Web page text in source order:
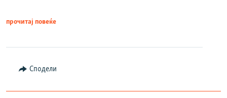
прочитај повеќе
Сподели